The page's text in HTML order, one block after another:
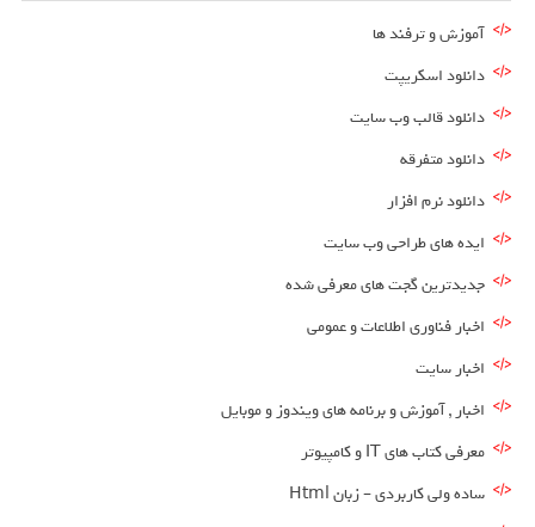
آموزش و ترفند ها
دانلود اسکریپت
دانلود قالب وب سایت
دانلود متفرقه
دانلود نرم افزار
ایده های طراحی وب سایت
جدیدترین گجت های معرفی شده
اخبار فناوری اطلاعات و عمومی
اخبار سایت
اخبار , آموزش و برنامه های ویندوز و موبایل
معرفی کتاب های IT و کامپیوتر
ساده ولی کاربردی – زبان Html